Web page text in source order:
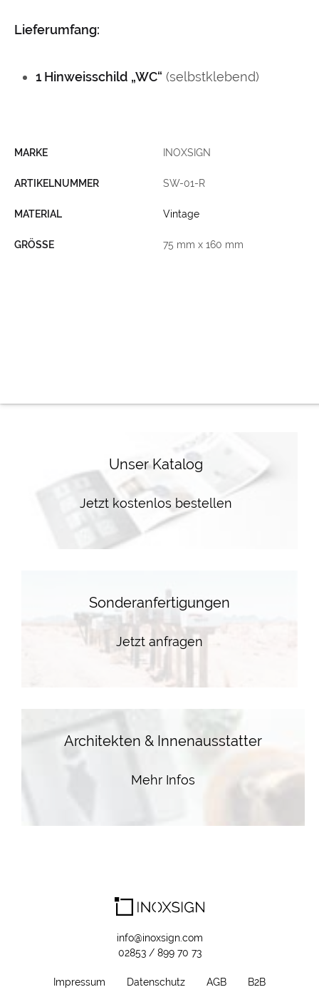
Lieferumfang:
1 Hinweisschild „WC“ (selbstklebend)
MARKE INOXSIGN
ARTIKELNUMMER SW-01-R
MATERIAL Vintage
GRÖSSE 75 mm x 160 mm
Unser Katalog
Jetzt kostenlos bestellen
Sonderanfertigungen
Jetzt anfragen
Architekten & Innenausstatter
Mehr Infos
info@inoxsign.com
02853 / 899 70 73
Impressum Datenschutz AGB B2B